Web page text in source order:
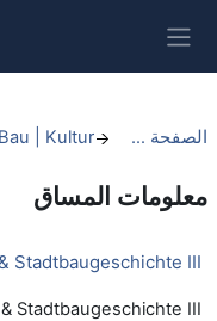
الصفحة الرئيسية
معلومات المساق
Stadtbaugeschichte III
Stadtbaugeschichte III,